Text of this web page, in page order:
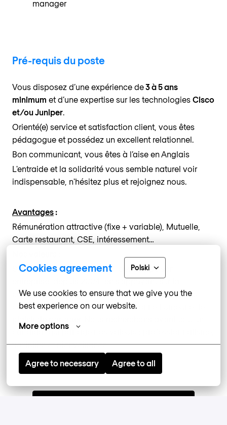
Cookies agreement Polski
We use cookies to ensure that we give you the
best experience on our website.
More options
Agree to necessary Agree to all
manager
Pré-requis du poste
Vous disposez d’une expérience de3 à 5 ans
minimum et d’une expertise sur les technologies Cisco
et/ou Juniper
Orienté(e) service et satisfaction client, vous êtes
pédagogue et possédez un excellent relationnel.
Bon communicant, vous êtes à l’aise en Anglais
L'entraide et la solidarité vous semble naturel voir
indispensable, n'hésitez plus et rejoignez nous.
Avantages:
Rémunération attractive (fixe + variable), Mutuelle,
Carte restaurant, CSE, intéressement…
Sébastien KHER, notre PDG, développe son
entreprise, depuis 2004, en s’appuyant sur la
confiance mutuelle, l’autonomie et l’écoute de ses
collaborateurs mais aussi sur la bonne humeur et le
candidat qui partage nos valeurs : professionnalisme,
flexibilité et bienveillance.